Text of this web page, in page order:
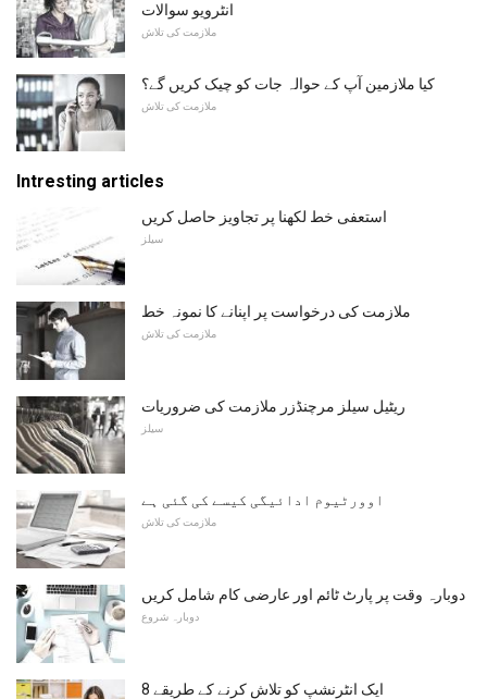
انٹرویو سوالات
ملازمت کی تلاش
کیا ملازمین آپ کے حوالہ جات کو چیک کریں گے؟
ملازمت کی تلاش
Intresting articles
استعفی خط لکھنا پر تجاویز حاصل کریں
سیلز
ملازمت کی درخواست پر اپنانے کا نمونہ خط
ملازمت کی تلاش
ریٹیل سیلز مرچنڈزر ملازمت کی ضروریات
سیلز
اوورٹیوم ادائیگی کیسے کی گئی ہے
ملازمت کی تلاش
دوبارہ وقت پر پارٹ ٹائم اور عارضی کام شامل کریں
دوبارہ شروع
ایک انٹرنشپ کو تلاش کرنے کے طریقے 8